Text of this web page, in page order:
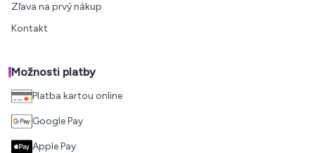
Zľava na prvý nákup
Kontakt
Možnosti platby
Platba kartou online
Google Pay
Apple Pay